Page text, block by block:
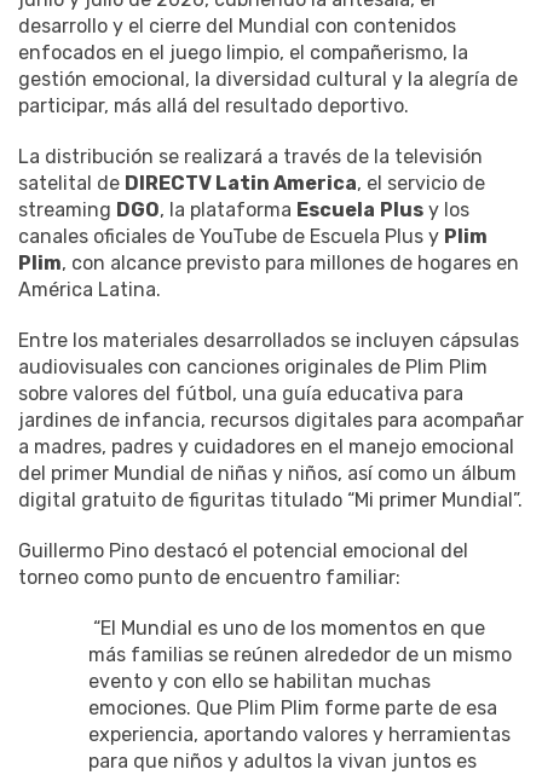
desarrollo y el cierre del Mundial con contenidos
enfocados en el juego limpio, el compañerismo, la
gestión emocional, la diversidad cultural y la alegría de
participar, más allá del resultado deportivo.
La distribución se realizará a través de la televisión
satelital de DIRECTV Latin America, el servicio de
streaming DGO, la plataforma Escuela Plus y los
canales oficiales de YouTube de Escuela Plus y Plim
Plim, con alcance previsto para millones de hogares en
América Latina.
Entre los materiales desarrollados se incluyen cápsulas
audiovisuales con canciones originales de Plim Plim
sobre valores del fútbol, una guía educativa para
jardines de infancia, recursos digitales para acompañar
a madres, padres y cuidadores en el manejo emocional
del primer Mundial de niñas y niños, así como un álbum
digital gratuito de figuritas titulado “Mi primer Mundial”.
Guillermo Pino destacó el potencial emocional del
torneo como punto de encuentro familiar:
“El Mundial es uno de los momentos en que
más familias se reúnen alrededor de un mismo
evento y con ello se habilitan muchas
emociones. Que Plim Plim forme parte de esa
experiencia, aportando valores y herramientas
para que niños y adultos la vivan juntos es